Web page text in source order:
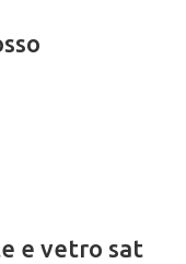
e vetro sat